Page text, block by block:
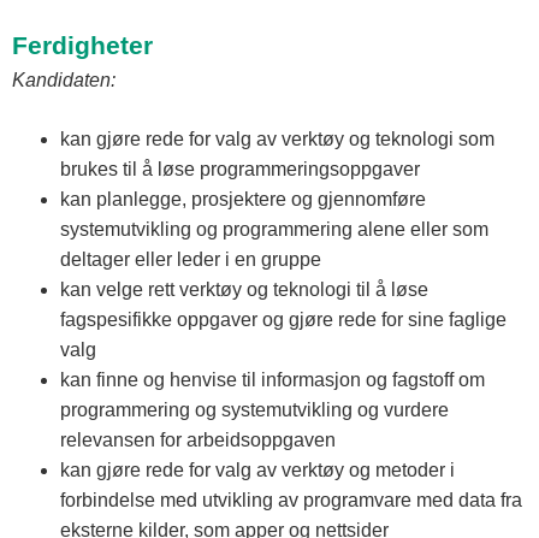
Ferdigheter
Kandidaten:
kan gjøre rede for valg av verktøy og teknologi som
brukes til å løse programmeringsoppgaver
kan planlegge, prosjektere og gjennomføre
systemutvikling og programmering alene eller som
deltager eller leder i en gruppe
kan velge rett verktøy og teknologi til å løse
fagspesifikke oppgaver og gjøre rede for sine faglige
valg
kan finne og henvise til informasjon og fagstoff om
programmering og systemutvikling og vurdere
relevansen for arbeidsoppgaven
kan gjøre rede for valg av verktøy og metoder i
forbindelse med utvikling av programvare med data fra
eksterne kilder, som apper og nettsider